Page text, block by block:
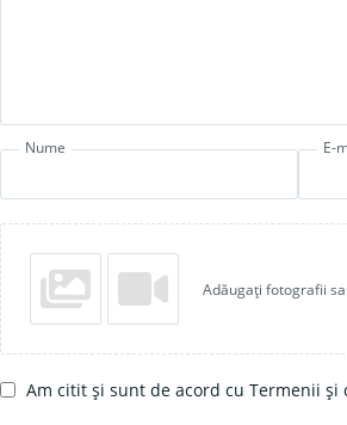
Nume E-
Adăugați fotografii
Am citit și sunt de acord cu Termenii